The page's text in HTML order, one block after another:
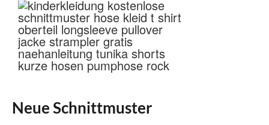
Neue Schnittmuster